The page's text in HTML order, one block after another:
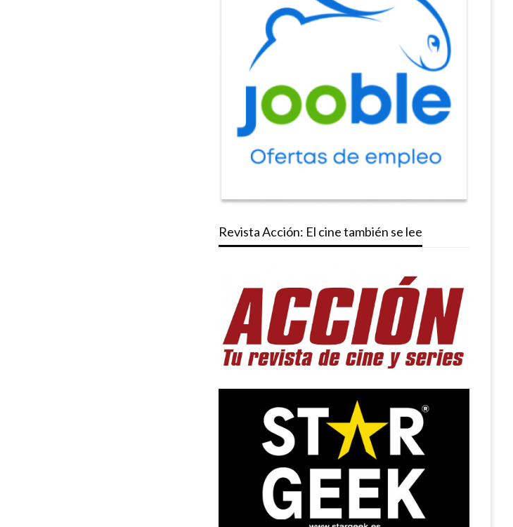
Revista Acción: El cine también se lee